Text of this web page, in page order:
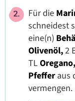
Für die
schneidest
eine(n)
Olivenöl,2
TLOregano,
Pfeffer aus
vermengen.